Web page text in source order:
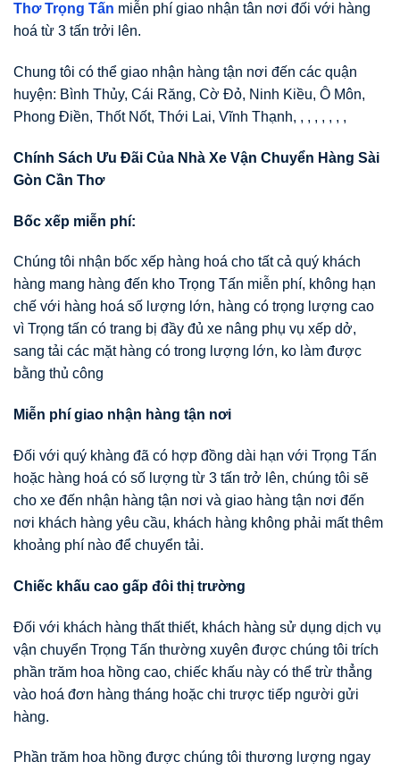
Thơ Trọng Tấn miễn phí giao nhận tân nơi đối với hàng
hoá từ 3 tấn trởi lên.
Chung tôi có thể giao nhận hàng tận nơi đến các quận
huyện: Bình Thủy, Cái Răng, Cờ Đỏ, Ninh Kiều, Ô Môn,
Phong Điền, Thốt Nốt, Thới Lai, Vĩnh Thạnh, , , , , , , ,
Chính Sách Ưu Đãi Của Nhà Xe Vận Chuyển Hàng Sài
Gòn Cần Thơ
Bốc xếp miễn phí:
Chúng tôi nhận bốc xếp hàng hoá cho tất cả quý khách
hàng mang hàng đến kho Trọng Tấn miễn phí, không hạn
chế với hàng hoá số lượng lớn, hàng có trọng lượng cao
vì Trọng tấn có trang bị đầy đủ xe nâng phụ vụ xếp dở,
sang tải các mặt hàng có trong lượng lớn, ko làm được
bằng thủ công
Miễn phí giao nhận hàng tận nơi
Đối với quý khàng đã có hợp đồng dài hạn với Trọng Tấn
hoặc hàng hoá có số lượng từ 3 tấn trở lên, chúng tôi sẽ
cho xe đến nhận hàng tận nơi và giao hàng tận nơi đến
nơi khách hàng yêu cầu, khách hàng không phải mất thêm
khoảng phí nào để chuyển tải.
Chiếc khấu cao gấp đôi thị trường
Đối với khách hàng thất thiết, khách hàng sử dụng dịch vụ
vận chuyển Trọng Tấn thường xuyên được chúng tôi trích
phần trăm hoa hồng cao, chiếc khấu này có thể trừ thẳng
vào hoá đơn hàng tháng hoặc chi trược tiếp người gửi
hàng.
Phần trăm hoa hồng được chúng tôi thương lượng ngay